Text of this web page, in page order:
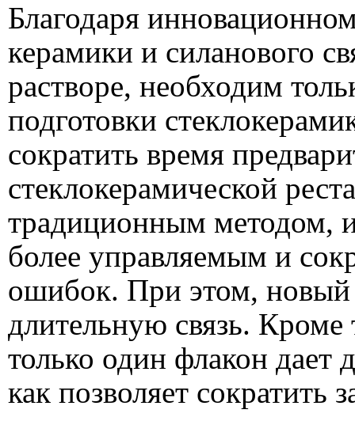
Благодаря
керамики и силанового
растворе, необходим
подготовки
сократить время
стеклокерамической
традиционным методом,
более управляемым и
ошибок. При этом, новый
длительную связь. Кроме
только один флакон дает
как позволяет сократить